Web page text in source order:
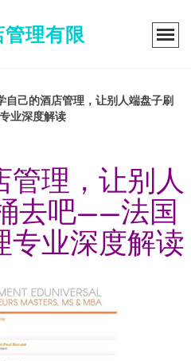
理有限
自己的酒店管理，让别人端盘子刷
业深度解读
理，让别人
去吧——法国
专业深度解读